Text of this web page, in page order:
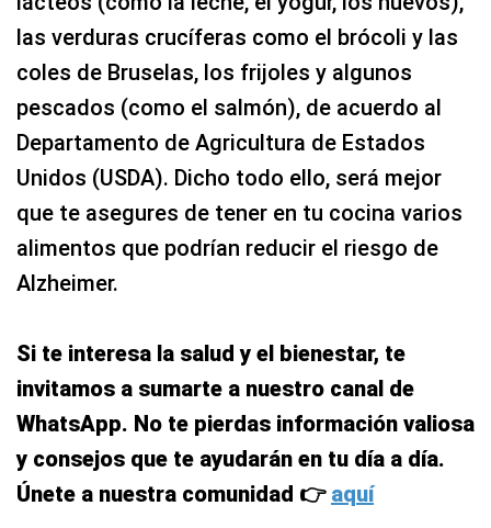
las verduras crucíferas como el brócoli y las
coles de Bruselas, los frijoles y algunos
pescados (como el salmón), de acuerdo al
Departamento de Agricultura de Estados
Unidos (USDA). Dicho todo ello, será mejor
que te asegures de tener en tu cocina varios
alimentos que podrían reducir el riesgo de
Alzheimer.
Si te interesa la salud y el bienestar, te
invitamos a sumarte a nuestro canal de
WhatsApp. No te pierdas información valiosa
y consejos que te ayudarán en tu día a día.
Únete a nuestra comunidad 👉 aquí